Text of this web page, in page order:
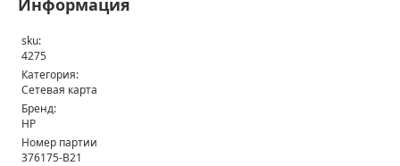
sku:
4275
Категория:
Сетевая карта
Бренд:
HP
Номер партии
376175-B21